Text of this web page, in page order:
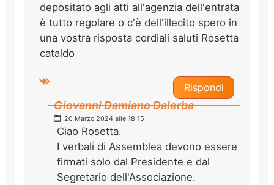
depositato agli atti all'agenzia dell'entrata
è tutto regolare o c'è dell'illecito spero in
una vostra risposta cordiali saluti Rosetta
cataldo
Rispondi
Giovanni Damiano Dalerba
20 Marzo 2024 alle 18:15
Ciao Rosetta.
I verbali di Assemblea devono essere
firmati solo dal Presidente e dal
Segretario dell'Associazione.